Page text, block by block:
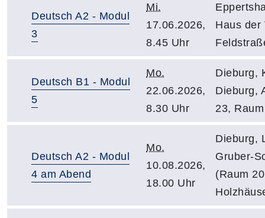
Deutsch A2 - Modul
3
Mi.
17.06.2026,
8.45 Uhr
Haus der
Deutsch B1 - Modul
5
Mo.
22.06.2026,
8.30 Uhr
Dieburg,
Dieburg,
23,
Deutsch A2 - Modul
4 am Abend
Mo.
10.08.2026,
18.00 Uhr
Dieburg,
Gruber-
(Raum